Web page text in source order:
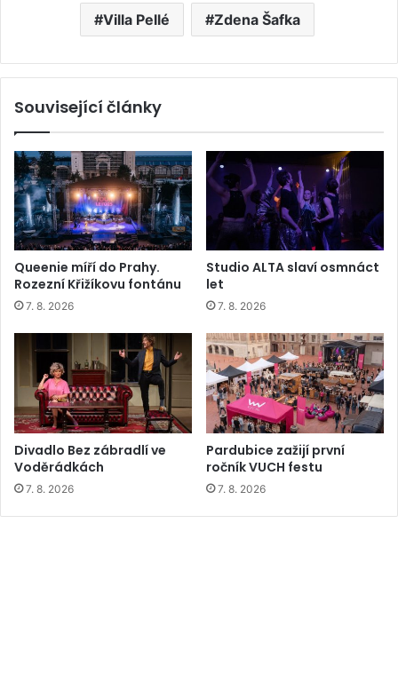
Villa Pellé Zdena Šafka
Související články
Queenie míří do Prahy.
Rozezní Křižíkovu fontánu
7. 8. 2026
Studio ALTA slaví osmnáct
let
7. 8. 2026
Divadlo Bez zábradlí ve
Voděrádkách
7. 8. 2026
Pardubice zažijí první
ročník VUCH festu
7. 8. 2026